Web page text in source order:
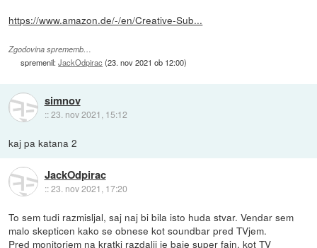
https://www.amazon.de/-/en/Creative-Sub...
Zgodovina sprememb…
spremenil:JackOdpirac (23. nov 2021 ob 12:00)
simnov
::23. nov 2021, 15:12
kaj pa katana 2
JackOdpirac
::23. nov 2021, 17:20
To sem tudi razmisljal, saj naj bi bila isto huda stvar. Vendar sem
malo skepticen kako se obnese kot soundbar pred TVjem.
Pred monitorjem na kratki razdalji je baje super fajn, kot TV